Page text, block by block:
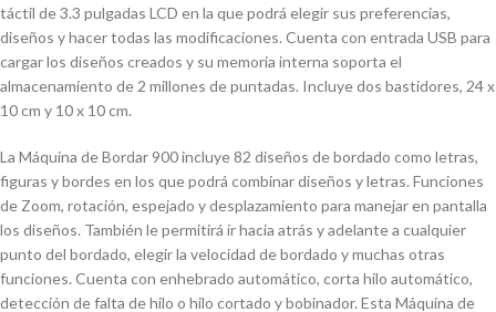
táctil de 3.3 pulgadas LCD en la que podrá elegir sus preferencias,
diseños y hacer todas las modificaciones. Cuenta con entrada USB para
cargar los diseños creados y su memoria interna soporta el
almacenamiento de 2 millones de puntadas. Incluye dos bastidores, 24 x
10 cm y 10 x 10 cm.
La Máquina de Bordar 900 incluye 82 diseños de bordado como letras,
figuras y bordes en los que podrá combinar diseños y letras. Funciones
de Zoom, rotación, espejado y desplazamiento para manejar en pantalla
los diseños. También le permitirá ir hacia atrás y adelante a cualquier
punto del bordado, elegir la velocidad de bordado y muchas otras
funciones. Cuenta con enhebrado automático, corta hilo automático,
detección de falta de hilo o hilo cortado y bobinador. Esta Máquina de